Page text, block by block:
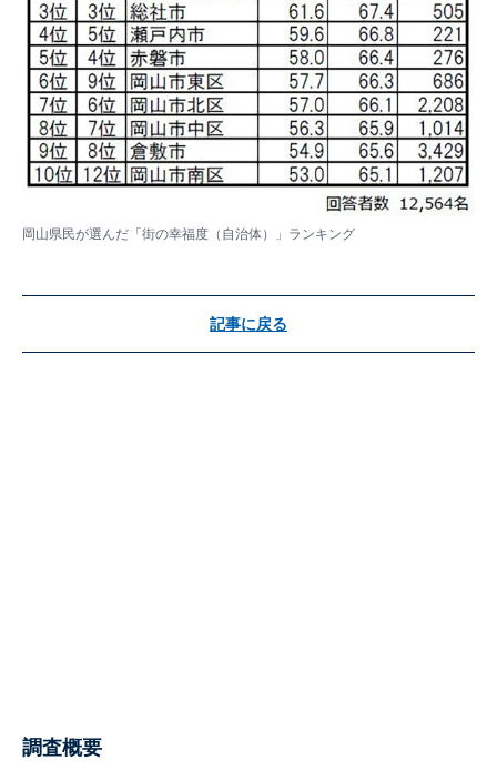
岡山県民が選んだ「街の幸福度（自治体）」ランキング
記事に戻る
調査概要